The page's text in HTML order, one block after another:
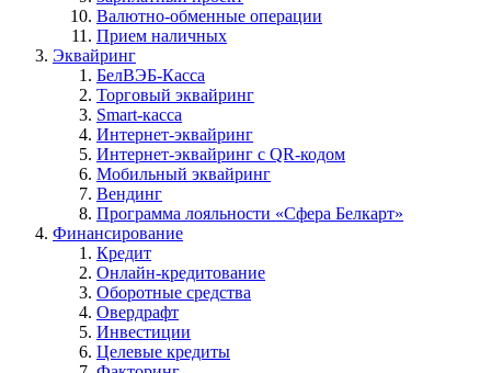
Валютно-обменные операции
Прием наличных
Эквайринг
БелВЭБ-Касса
Торговый эквайринг
Smart-касса
Интернет-эквайринг
Интернет-эквайринг с QR-кодом
Мобильный эквайринг
Вендинг
Программа лояльности «Сфера Белкарт»
Финансирование
Кредит
Онлайн-кредитование
Оборотные средства
Овердрафт
Инвестиции
Целевые кредиты